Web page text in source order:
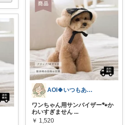
AOI🍀いつもありがとうございます✨️
ワンちゃん用サンバイザー🐾か
わいすぎません ...
￥ 1,520